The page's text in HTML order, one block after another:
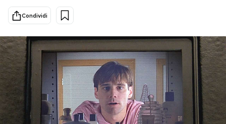
Scienza
Cultura
Economia
Sport
Altrecose
Mondiali calcio 2026
PODCAST
Condividi